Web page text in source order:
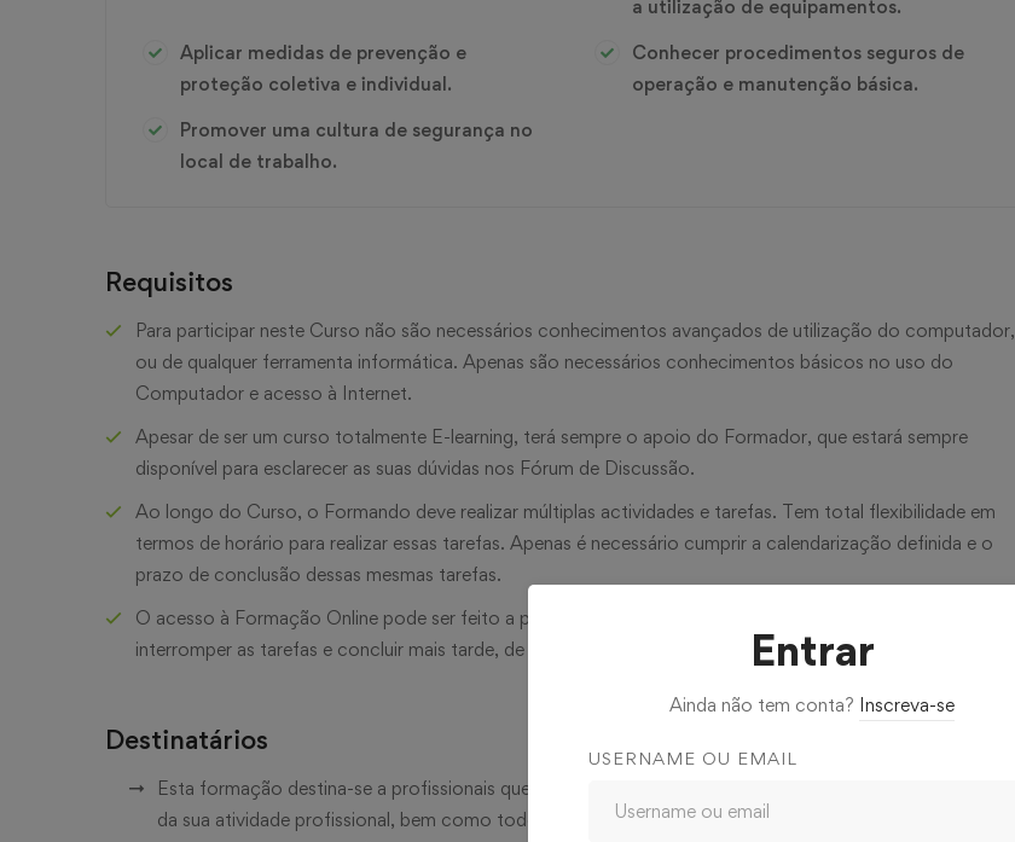
a utilização de equipamentos.
Aplicar medidas de prevenção e
proteção coletiva e individual.
Conhecer procedimentos seguros de
operação e manutenção básica.
Promover uma cultura de segurança no
local de trabalho.
Requisitos
Para participar neste Curso não são necessários conhecimentos avançados de utilização do computador,
ou de qualquer ferramenta informática. Apenas são necessários conhecimentos básicos no uso do
Computador e acesso à Internet.
Apesar de ser um curso totalmente E-learning, terá sempre o apoio do Formador, que estará sempre
disponível para esclarecer as suas dúvidas nos Fórum de Discussão.
Ao longo do Curso, o Formando deve realizar múltiplas actividades e tarefas. Tem total flexibilidade em
termos de horário para realizar essas tarefas. Apenas é necessário cumprir a calendarização definida e o
prazo de conclusão dessas mesmas tarefas.
O acesso à Formação Online pode ser feito a partir de qualquer Computador com acesso à Internet. Pode
interromper as tarefas e concluir mais tarde, de acordo com a sua disponibilidade.
Destinatários
Esta formação destina-se a profissionais que utilizem, ou venham a utilizar, o equipamento no exercício
da sua atividade profissional, bem como todos os interessados em adquirir conhecimentos sobre
Entrar
Ainda não tem conta? Inscreva-se
USERNAME OU EMAIL